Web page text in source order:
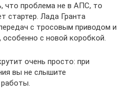
что проблема не в АПС, то
стартер. Лада Гранта
с тросовым приводом и
особенно с новой коробкой.
очень просто: при
вы не слышите